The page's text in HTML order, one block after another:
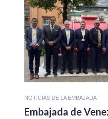
NOTICIAS DE LA EMBAJADA
Embajada de